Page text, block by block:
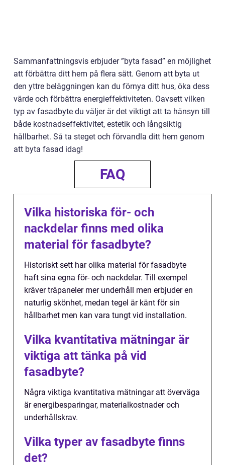
Sammanfattningsvis erbjuder ”byta fasad” en möjlighet
att förbättra ditt hem på flera sätt. Genom att byta ut
den yttre beläggningen kan du förnya ditt hus, öka dess
värde och förbättra energieffektiviteten. Oavsett vilken
typ av fasadbyte du väljer är det viktigt att ta hänsyn till
både kostnadseffektivitet, estetik och långsiktig
hållbarhet. Så ta steget och förvandla ditt hem genom
att byta fasad idag!
FAQ
Vilka historiska för- och
nackdelar finns med olika
material för fasadbyte?
Historiskt sett har olika material för fasadbyte
haft sina egna för- och nackdelar. Till exempel
kräver träpaneler mer underhåll men erbjuder en
naturlig skönhet, medan tegel är känt för sin
hållbarhet men kan vara tungt vid installation.
Vilka kvantitativa mätningar är
viktiga att tänka på vid
fasadbyte?
Några viktiga kvantitativa mätningar att överväga
är energibesparingar, materialkostnader och
underhållskrav.
Vilka typer av fasadbyte finns
det?